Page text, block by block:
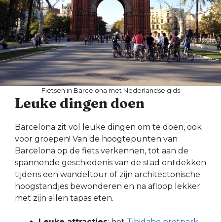
Fietsen in Barcelona met Nederlandse gids
Leuke dingen doen
Barcelona zit vol leuke dingen om te doen, ook
voor groepen! Van de hoogtepunten van
Barcelona op de fiets verkennen, tot aan de
spannende geschiedenis van de stad ontdekken
tijdens een wandeltour of zijn architectonische
hoogstandjes bewonderen en na afloop lekker
met zijn allen tapas eten.